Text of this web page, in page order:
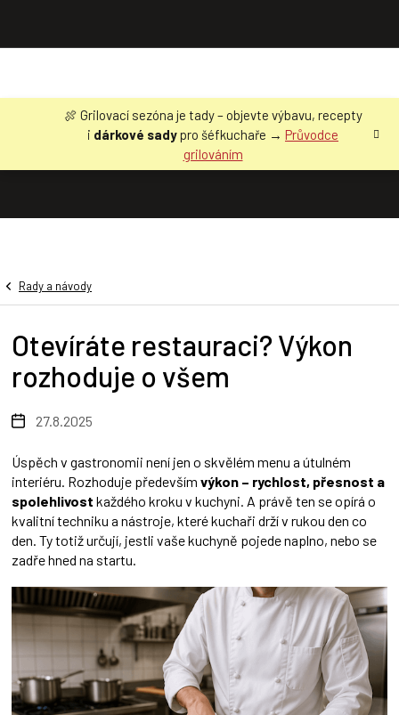
🍖 Grilovací sezóna je tady – objevte výbavu, recepty
i dárkové sadypro šéfkuchaře → Průvodce
grilováním
Rady a návody
Otevíráte restauraci? Výkon
rozhoduje o všem
27.8.2025
Úspěch v gastronomii není jen o skvělém menu a útulném
interiéru. Rozhoduje především výkon – rychlost, přesnost a
spolehlivost každého kroku v kuchyni. A právě ten se opírá o
kvalitní techniku a nástroje, které kuchaři drží v rukou den co
den. Ty totiž určují, jestli vaše kuchyně pojede naplno, nebo se
zadře hned na startu.